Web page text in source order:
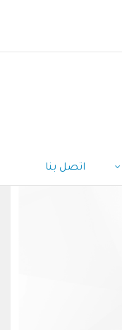
اتصل بنا